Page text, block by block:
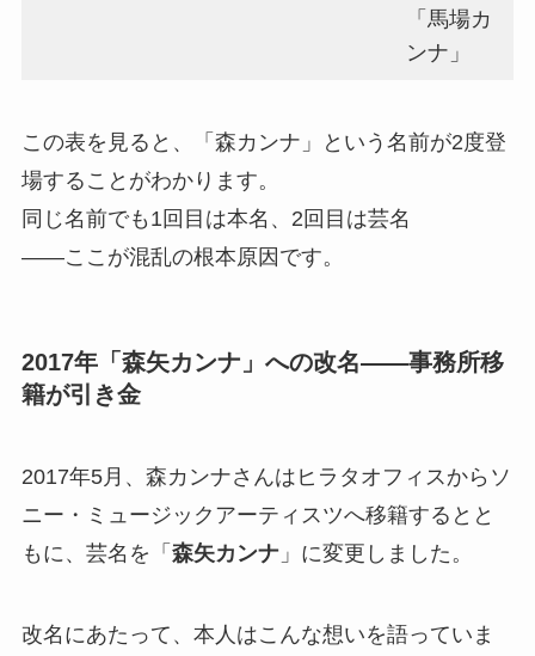
「馬場カ
ンナ」
この表を見ると、「森カンナ」という名前が2度登
場することがわかります。
同じ名前でも1回目は本名、2回目は芸名
——ここが混乱の根本原因です。
2017年「森矢カンナ」への改名——事務所移
籍が引き金
2017年5月、森カンナさんはヒラタオフィスからソ
ニー・ミュージックアーティスツへ移籍するとと
もに、芸名を「 森矢カンナ」に変更しました。
改名にあたって、本人はこんな想いを語っていま